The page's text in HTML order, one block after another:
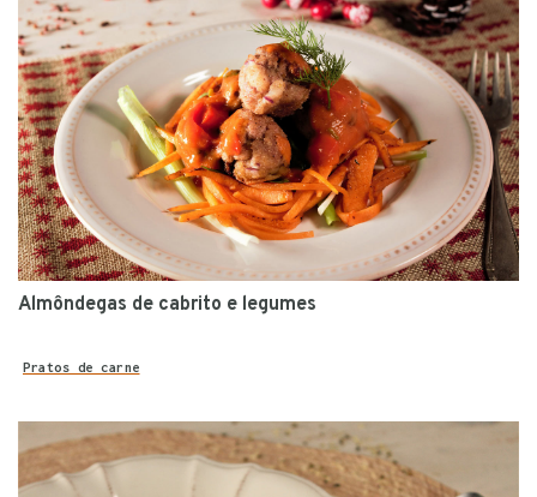
Almôndegas de cabrito e legumes
Pratos de carne